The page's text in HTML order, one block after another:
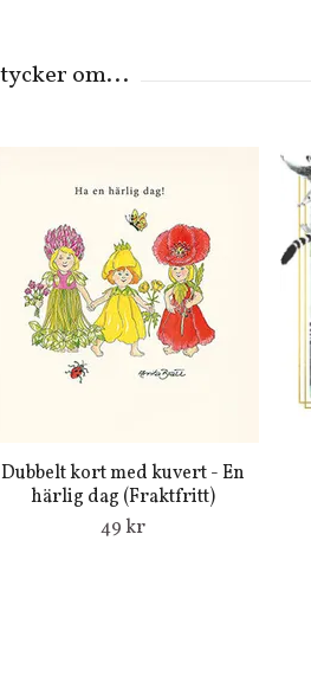
Dubbelt kort med kuvert - En
härlig dag (Fraktfritt)
49 kr